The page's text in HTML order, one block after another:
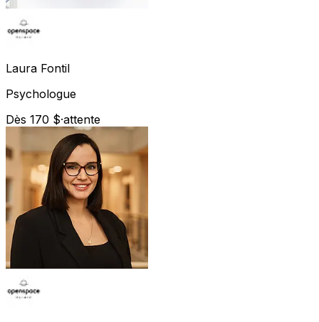
Laura Fontil
Psychologue
Dès 170 $·attente